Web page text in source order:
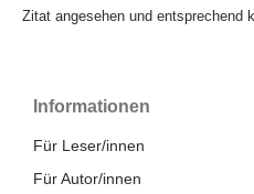
Zitat angesehen und entsprechend
Informationen
Für Leser/innen
Für Autor/innen